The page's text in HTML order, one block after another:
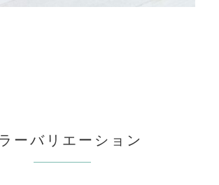
ーバリエーション